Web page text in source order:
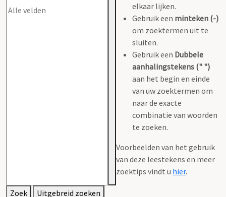
elkaar lijken.
Gebruik een minteken (-)
om zoektermen uit te
sluiten.
Gebruik een Dubbele
aanhalingstekens (" ")
aan het begin en einde
van uw zoektermen om
naar de exacte
combinatie van woorden
te zoeken.
Voorbeelden van het gebruik
van deze leestekens en meer
zoektips vindt u hier.
Zoek
Uitgebreid zoeken